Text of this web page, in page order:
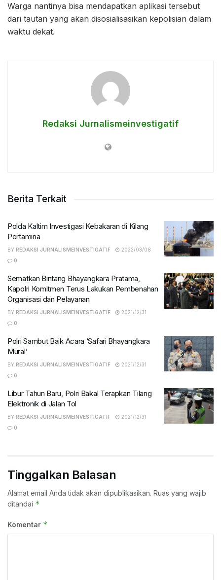
Warga nantinya bisa mendapatkan aplikasi tersebut
dari tautan yang akan disosialisasikan kepolisian dalam
waktu dekat.
Redaksi Jurnalismeinvestigatif
Berita Terkait
Polda Kaltim Investigasi Kebakaran di Kilang
Pertamina
BY REDAKSI JURNALISMEINVESTIGATIF
2022/03/08
0
Sematkan Bintang Bhayangkara Pratama,
Kapolri Komitmen Terus Lakukan Pembenahan
Organisasi dan Pelayanan
BY REDAKSI JURNALISMEINVESTIGATIF
2021/12/31
0
Polri Sambut Baik Acara ‘Safari Bhayangkara
Mural’
BY REDAKSI JURNALISMEINVESTIGATIF
2021/12/31
0
Libur Tahun Baru, Polri Bakal Terapkan Tilang
Elektronik di Jalan Tol
BY REDAKSI JURNALISMEINVESTIGATIF
2021/12/31
0
Tinggalkan Balasan
Alamat email Anda tidak akan dipublikasikan. Ruas yang wajib
ditandai *
Komentar *